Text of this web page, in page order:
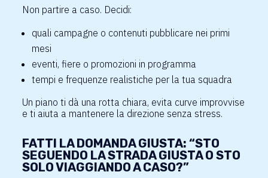
Non partire a caso. Decidi:
quali campagne o contenuti pubblicare nei primi
mesi
eventi, fiere o promozioni in programma
tempi e frequenze realistiche per la tua squadra
Un piano ti dà una rotta chiara, evita curve improvvise
e ti aiuta a mantenere la direzione senza stress.
FATTI LA DOMANDA GIUSTA: “STO
SEGUENDO LA STRADA GIUSTA O STO
SOLO VIAGGIANDO A CASO?”